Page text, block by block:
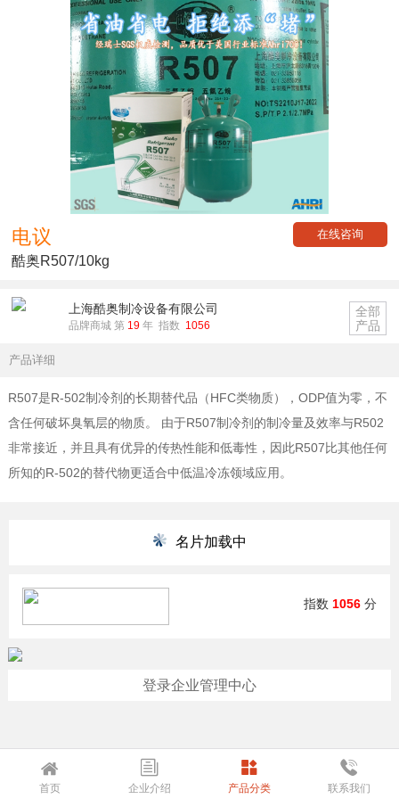
电议 在线咨询
酷奥R507/10kg
上海酷奥制冷设备有限公司
品牌商城 第 19 年 指数 1056
全部
产品
产品详细
R507是R-502制冷剂的长期替代品（HFC类物质），ODP值为零，不
含任何破坏臭氧层的物质。 由于R507制冷剂的制冷量及效率与R502
非常接近，并且具有优异的传热性能和低毒性，因此R507比其他任何
所知的R-502的替代物更适合中低温冷冻领域应用。
名片加载中
指数 1056 分
登录企业管理中心
首页 企业介绍 产品分类 联系我们